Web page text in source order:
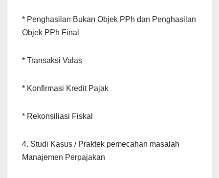
* Penghasilan Bukan Objek PPh dan Penghasilan
Objek PPh Final
* Transaksi Valas
* Konfirmasi Kredit Pajak
* Rekonsiliasi Fiskal
4. Studi Kasus / Praktek pemecahan masalah
Manajemen Perpajakan